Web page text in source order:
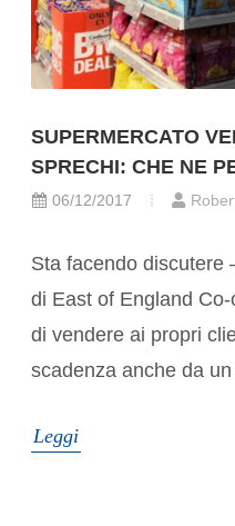
SUPERMERCATO
SPRECHI: CHE NE
06/12/2017
Sta facendo discutere
di East of England
di vendere ai propri
scadenza anche da
Leggi